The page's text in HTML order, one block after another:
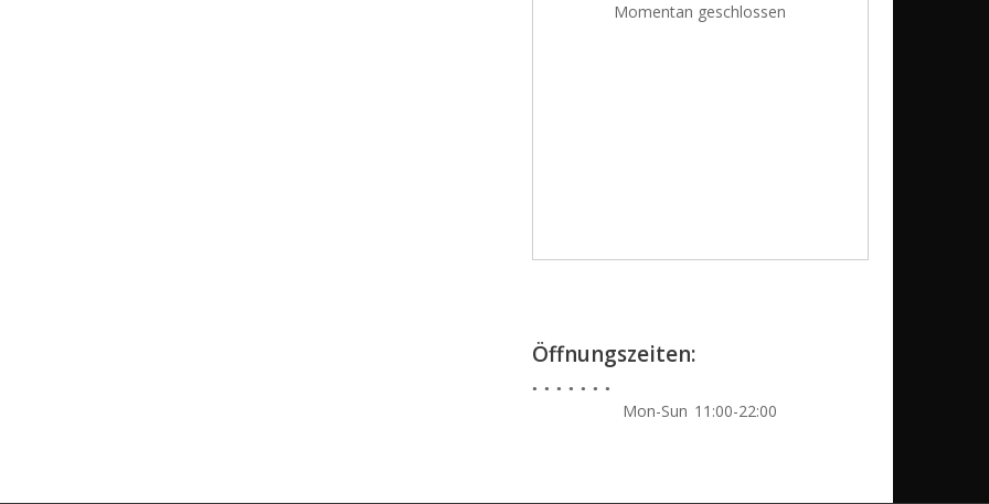
Momentan geschlossen
Öffnungszeiten:
Mon-Sun 11:00-22:00